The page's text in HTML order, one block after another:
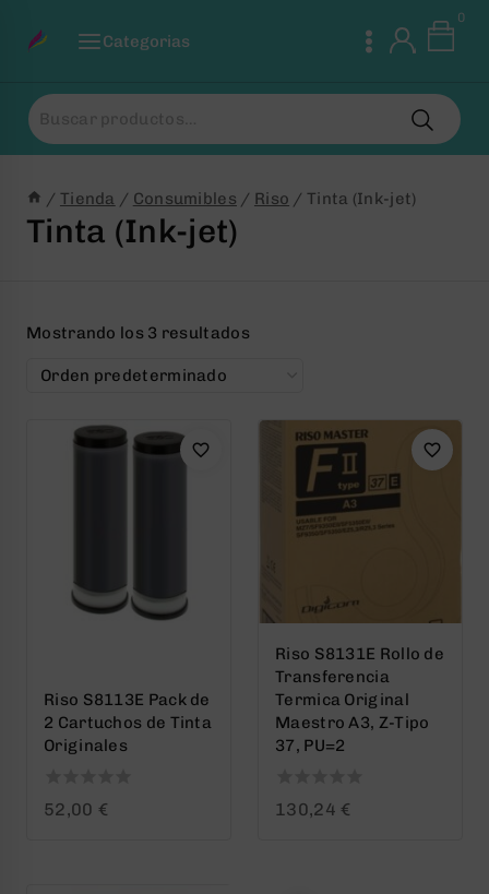
Categorias
0
Buscar
por:
/ Tienda / Consumibles / Riso / Tinta (Ink-jet)
Tinta (Ink-jet)
Mostrando los 3 resultados
Riso S8113E Pack de
2 Cartuchos de Tinta
Originales
0
52,00 €
Riso S8131E Rollo de
Transferencia
Termica Original
Maestro A3, Z-Tipo
37, PU=2
0130,24 €